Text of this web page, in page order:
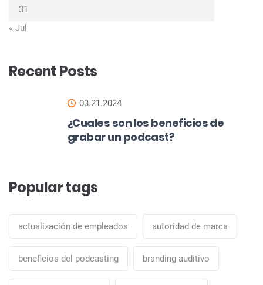
31
« Jul
Recent Posts
03.21.2024
¿Cuales son los beneficios de
grabar un podcast?
Popular tags
actualización de empleados autoridad de marca
beneficios del podcasting branding auditivo